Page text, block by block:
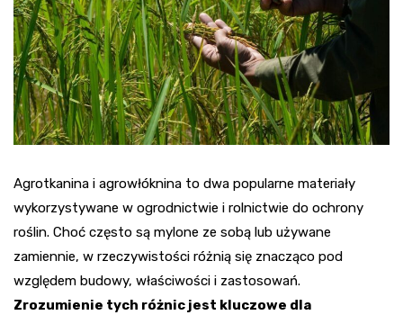
Agrotkanina i agrowłóknina to dwa popularne materiały
wykorzystywane w ogrodnictwie i rolnictwie do ochrony
roślin. Choć często są mylone ze sobą lub używane
zamiennie, w rzeczywistości różnią się znacząco pod
względem budowy, właściwości i zastosowań.
Zrozumienie tych różnic jest kluczowe dla